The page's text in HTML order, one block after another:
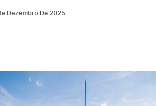
Dezembro De 2025